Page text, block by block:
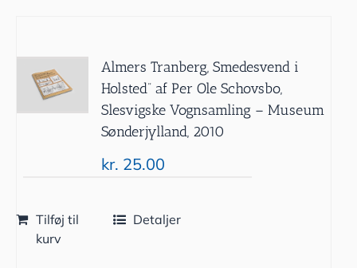
Almers Tranberg, Smedesvend i
Holsted” af Per Ole Schovsbo,
Slesvigske Vognsamling – Museum
Sønderjylland, 2010
kr. 25.00
Tilføj til
kurv
Detaljer